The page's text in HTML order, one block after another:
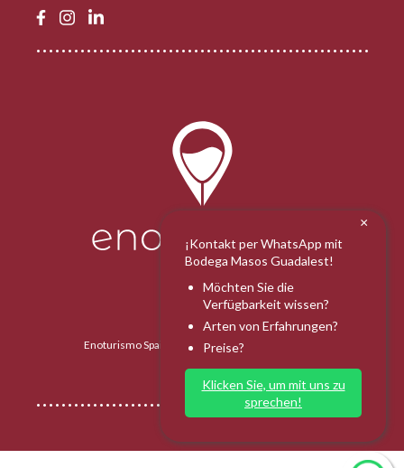
×
¡Kontakt per WhatsApp mit
Bodega Masos Guadalest!
Möchten Sie die
Verfügbarkeit wissen?
Arten von Erfahrungen?
Preise?
Klicken Sie, um mit uns zu
sprechen!
Enoturismo Spain 2025 - Alle Rechte vorbehalten.